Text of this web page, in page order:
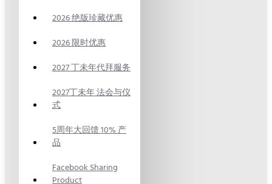
2026 绝版珍藏优惠
2026 限时优惠
2027 丁未年代拜服务
2027丁未年 法会与仪
式
5周年大回馈 10% 产
品
Facebook Sharing
Product